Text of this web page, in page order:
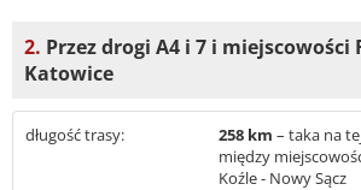
2. Przez drogi A4 i 7 i miejscowości
Katowice
długość trasy: 258 km – taka na
między
Koźle - Nowy Sącz